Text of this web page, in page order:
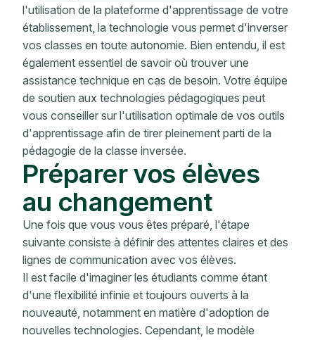
l'utilisation de la plateforme d'apprentissage de votre
établissement, la technologie vous permet d'inverser
vos classes en toute autonomie. Bien entendu, il est
également essentiel de savoir où trouver une
assistance technique en cas de besoin. Votre équipe
de soutien aux technologies pédagogiques peut
vous conseiller sur l'utilisation optimale de vos outils
d'apprentissage afin de tirer pleinement parti de la
pédagogie de la classe inversée.
Préparer vos élèves
au changement
Une fois que vous vous êtes préparé, l'étape
suivante consiste à définir des attentes claires et des
lignes de communication avec vos élèves.
Il est facile d'imaginer les étudiants comme étant
d'une flexibilité infinie et toujours ouverts à la
nouveauté, notamment en matière d'adoption de
nouvelles technologies. Cependant, le modèle